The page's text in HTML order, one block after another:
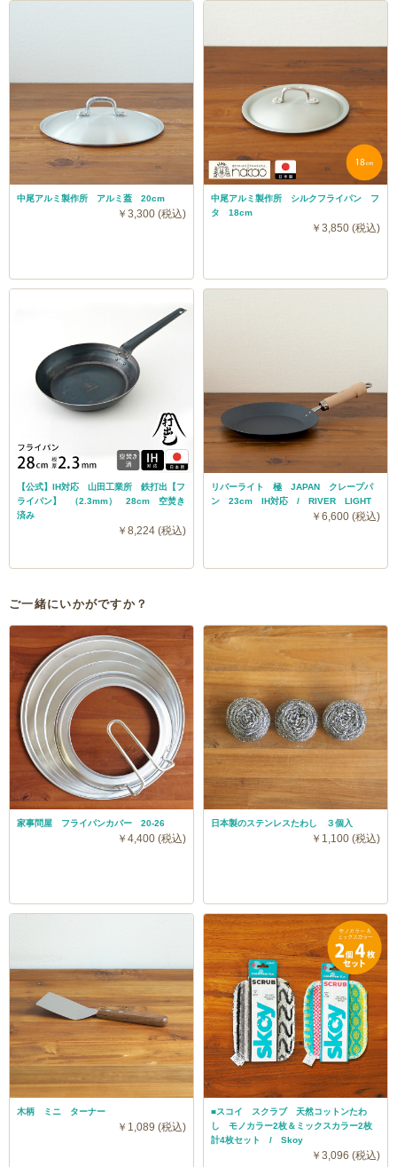
中尾アルミ製作所 アルミ蓋 20cm
￥3,300 (税込)
中尾アルミ製作所 シルクフライパン フ
タ 18cm
￥3,850 (税込)
【公式】IH対応 山田工業所 鉄打出【フ
ライパン】 （2.3mm） 28cm 空焚き
済み
￥8,224 (税込)
リバーライト 極 JAPAN クレープパ
ン 23cm IH対応 / RIVER LIGHT
￥6,600 (税込)
ご一緒にいかがですか？
家事問屋 フライパンカバー 20-26
￥4,400 (税込)
日本製のステンレスたわし ３個入
￥1,100 (税込)
木柄 ミニ ターナー
￥1,089 (税込)
■スコイ スクラブ 天然コットンたわ
し モノカラー2枚＆ミックスカラー2枚
計4枚セット / Skoy
￥3,096 (税込)